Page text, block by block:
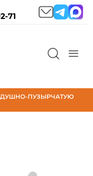
71
ПУЗЫРЧАТУЮ